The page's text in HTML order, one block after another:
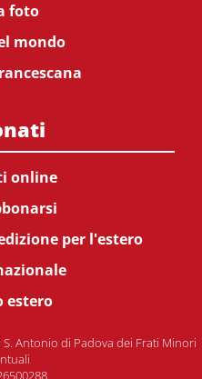
foto
mondo
online
per l'estero
estero
Antonio di Padova dei Frati Minori